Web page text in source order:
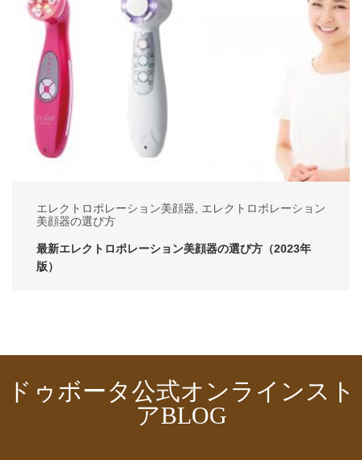
エレクトロポレーション美顔器
エレクトロポレーション
美顔器の選び方
最新エレクトロポレーション美顔器の選び方（2023年
版）
ドゥボータ公式オンラインスト
アBLOG